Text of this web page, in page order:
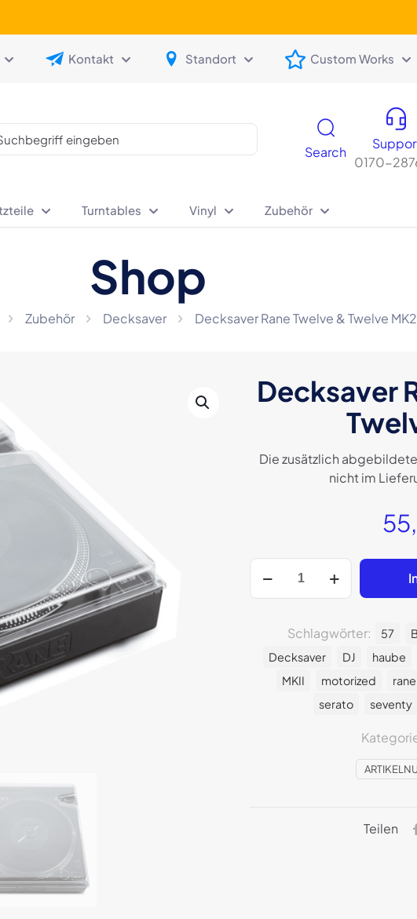
Kontakt Standort Custom Works
Search
0170-
Turntables Vinyl Zubehör
Shop
Zubehör Decksaver Decksaver Rane Twelve & Twelve MK2
Decksaver
Die zusätzlich
nicht im
Rane
Twelve
MK2
Menge
Schlagwörter: 57
Decksaver
DJ haube
MKII
motorized rane
serato
seventy
Teilen